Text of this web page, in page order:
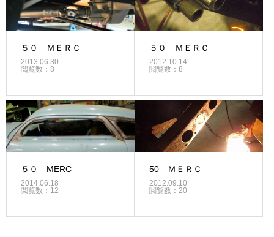
５０ ＭＥＲＣ
2013.06.30
閲覧数：8
５０ ＭＥＲＣ
2012.10.14
閲覧数：8
５０ MERC
2014.06.18
閲覧数：12
50 ＭＥＲＣ
2012.09.10
閲覧数：20